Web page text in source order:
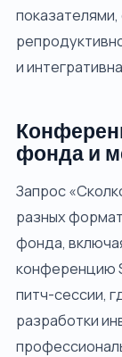
и
фонда и
Запрос
разных
фонда,
конференцию
питч-сессии,
разработки